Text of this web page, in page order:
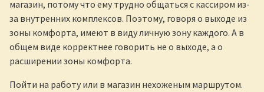
магазин, потому что ему трудно общаться с кассиром из-
за внутренних комплексов. Поэтому, говоря о выходе из
зоны комфорта, имеют в виду личную зону каждого. А в
общем виде корректнее говорить не о выходе, а о
расширении зоны комфорта.
Пойти на работу или в магазин нехоженым маршрутом.